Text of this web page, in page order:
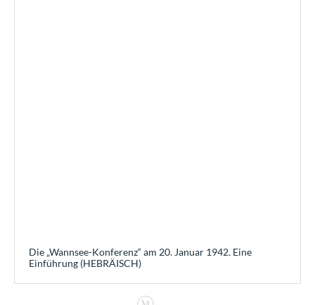
Die „Wannsee-Konferenz“ am 20. Januar 1942. Eine
Einführung (HEBRÄISCH)